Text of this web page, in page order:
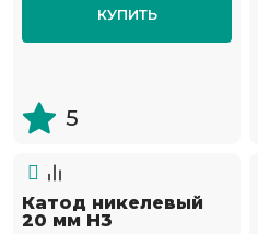
КУПИТЬ
5
Катод никелевый
20 мм Н3